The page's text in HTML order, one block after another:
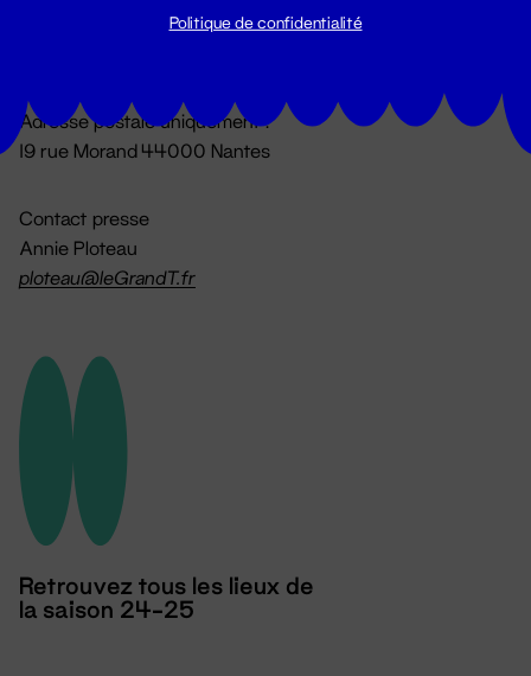
Du lundi au vendredi 14h → 18h
Adresse postale uniquement :
19 rue Morand 44000 Nantes
Contact presse
Annie Ploteau
ploteau@leGrandT.fr
Retrouvez tous les lieux de
la saison 24-25
Politique de confidentialité